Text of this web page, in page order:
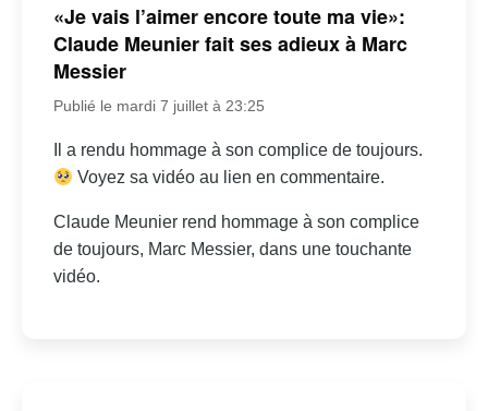
«Je vais l’aimer encore toute ma vie»:
Claude Meunier fait ses adieux à Marc
Messier
Publié le mardi 7 juillet à 23:25
Il a rendu hommage à son complice de toujours.
Voyez sa vidéo au lien en commentaire.
Claude Meunier rend hommage à son complice
de toujours, Marc Messier, dans une touchante
vidéo.